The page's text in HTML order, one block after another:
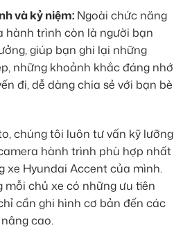
và kỷ niệm: Ngoài chức năng
hành trình còn là người bạn
giúp bạn ghi lại những
những khoảnh khắc đáng nhớ
đi, dễ dàng chia sẻ với bạn bè
chúng tôi luôn tư vấn kỹ lưỡng
hành trình phù hợp nhất
xe Hyundai Accent của mình.
mỗi chủ xe có những ưu tiên
cần ghi hình cơ bản đến các
cao.